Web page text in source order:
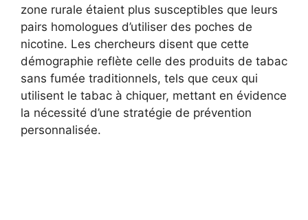
zone rurale étaient plus susceptibles que leurs
pairs homologues d’utiliser des poches de
nicotine. Les chercheurs disent que cette
démographie reflète celle des produits de tabac
sans fumée traditionnels, tels que ceux qui
utilisent le tabac à chiquer, mettant en évidence
la nécessité d’une stratégie de prévention
personnalisée.